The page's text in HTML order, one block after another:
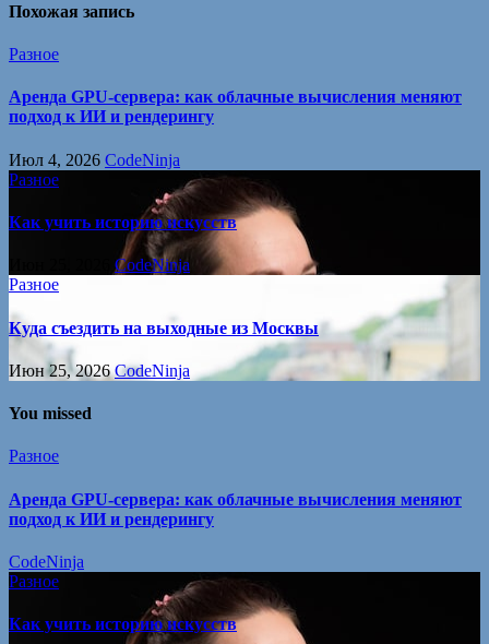
Похожая запись
Разное
Аренда GPU-сервера: как облачные вычисления меняют
подход к ИИ и рендерингу
Июл 4, 2026 CodeNinja
Разное
Как учить историю искусств
CodeNinja
Разное
Куда съездить на выходные из Москвы
Июн 25, 2026CodeNinja
You missed
Разное
Аренда GPU-сервера: как облачные вычисления меняют
подход к ИИ и рендерингу
CodeNinja
Разное
Как учить историю искусств